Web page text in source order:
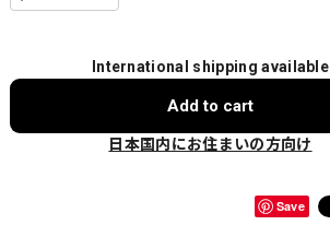
International shipping available
Add to cart
日本国内にお住まいの方向け
Save